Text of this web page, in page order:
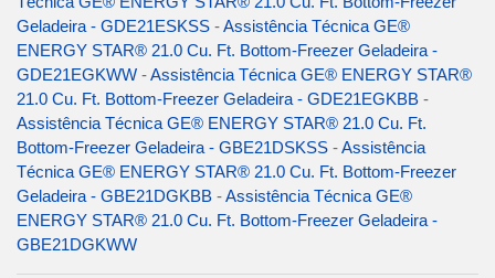
Geladeira - GDE21ESKSS -Assistência Técnica GE®
ENERGY STAR® 21.0 Cu. Ft. Bottom-Freezer Geladeira -
GDE21EGKWW -Assistência Técnica GE® ENERGY STAR®
21.0 Cu. Ft. Bottom-Freezer Geladeira - GDE21EGKBB -
Assistência Técnica GE® ENERGY STAR® 21.0 Cu. Ft.
Bottom-Freezer Geladeira - GBE21DSKSS -Assistência
Técnica GE® ENERGY STAR® 21.0 Cu. Ft. Bottom-Freezer
Geladeira - GBE21DGKBB -Assistência Técnica GE®
ENERGY STAR® 21.0 Cu. Ft. Bottom-Freezer Geladeira -
GBE21DGKWW